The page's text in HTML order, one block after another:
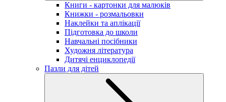
Книги - картонки для малюків
Книжки - розмальовки
Наклейки та аплікації
Підготовка до школи
Навчальні посібники
Художня література
Дитячі енциклопедії
Пазли для дітей